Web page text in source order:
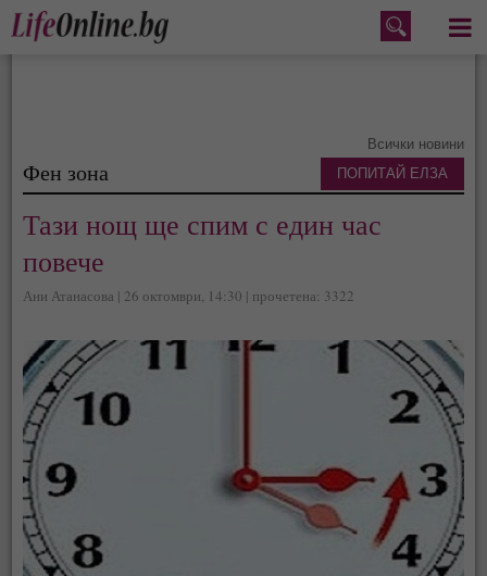
Меню
Всички новини
Фен зона
Тази нощ ще спим с един час
повече
Ани Атанасова | 26 октомври, 14:30 | прочетена: 3322
ПОПИТАЙ ЕЛЗА